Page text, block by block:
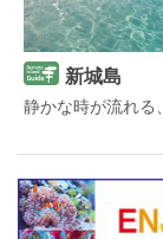
新城島